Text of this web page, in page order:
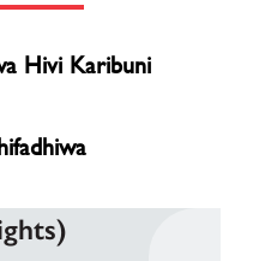
Hivi Karibuni